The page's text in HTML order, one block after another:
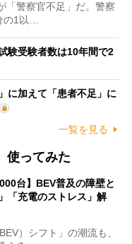
警察官不足」だ。警察
の1以…
験受験者数は10年間で2
に加えて「患者不足」に
一覧を見る
使ってみた
台】BEV普及の障壁と
「充電のストレス」解
）シフト」の潮流も、